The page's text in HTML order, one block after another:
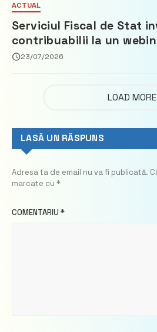
ACTUAL
Serviciul Fiscal de Stat
contribuabilii la un
privind calculul
23/07/2026
LOAD MORE
LASĂ UN RĂSPUNS
Adresa ta de email nu va fi publicată.
marcate cu *
COMENTARIU *